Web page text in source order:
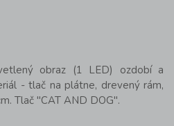
obraz (1 LED) ozdobí a
- tlač na plátne, drevený rám,
Tlač "CAT AND DOG".